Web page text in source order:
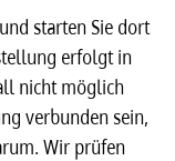
starten Sie dort
erfolgt in
nicht möglich
verbunden sein,
Wir prüfen